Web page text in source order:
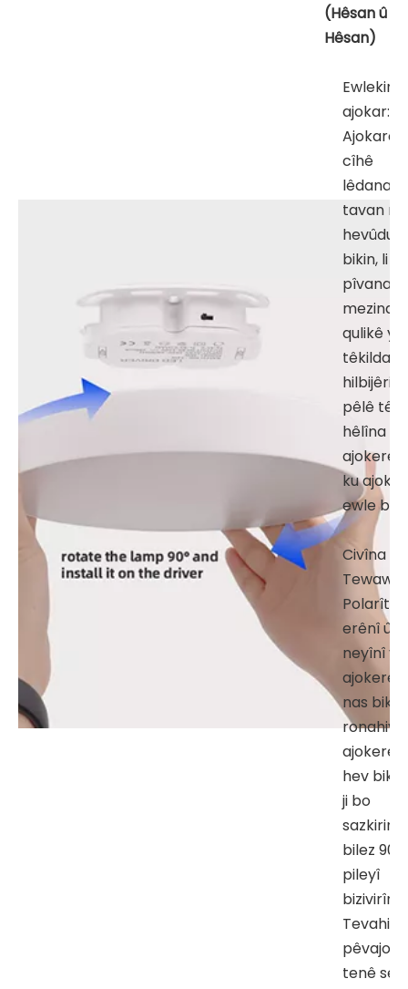
(Hêsan û
Hêsan)
ajokar:
Ajokarê
cîhê
lêdana
tavan re
hevûdu
bikin, li
pîvana
qulikê ya
têkildar
hilbijêrin,
pêlê
hêlîna
ajokerê
ku ajokar
ewle
Civîna
Tewaw:
erênî û
neyînî ya
ajokerê
nas bikin,
ajokerê
hev
ji bo
sazkirina
bilez 90
pileyî
Tevahiya
pêvajoyê
tenê sê